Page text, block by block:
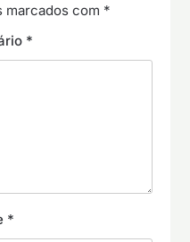
marcados com *
*
*